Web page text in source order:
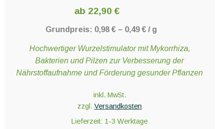
ab 22,90€
Grundpreis: 0,98 €– 0,49 €/ g
Hochwertiger Wurzelstimulator mit Mykorrhiza,
Bakterien und Pilzen zur Verbesserung der
Nährstoffaufnahme und Förderung gesunder Pflanzen
inkl. MwSt.
zzgl. Versandkosten
Lieferzeit: 1-3 Werktage